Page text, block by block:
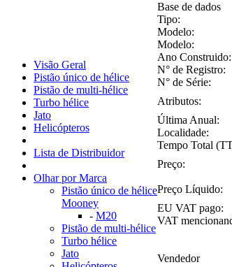
Visão Geral
Pistão único de hélice
Pistão de multi-hélice
Turbo hélice
Jato
Helicópteros
Lista de Distribuidor
Olhar por Marca
Pistão único de hélice
Mooney
- M20
Pistão de multi-hélice
Turbo hélice
Jato
Base de dados
Tipo:
Modelo:
Modelo:
Ano Construido:
N° de Registro:
N° de Série:
Atributos:
Última Anual:
Localidade:
Tempo Total
Preço:
Preço Líquido:
EU VAT pago:
VAT
Vendedor